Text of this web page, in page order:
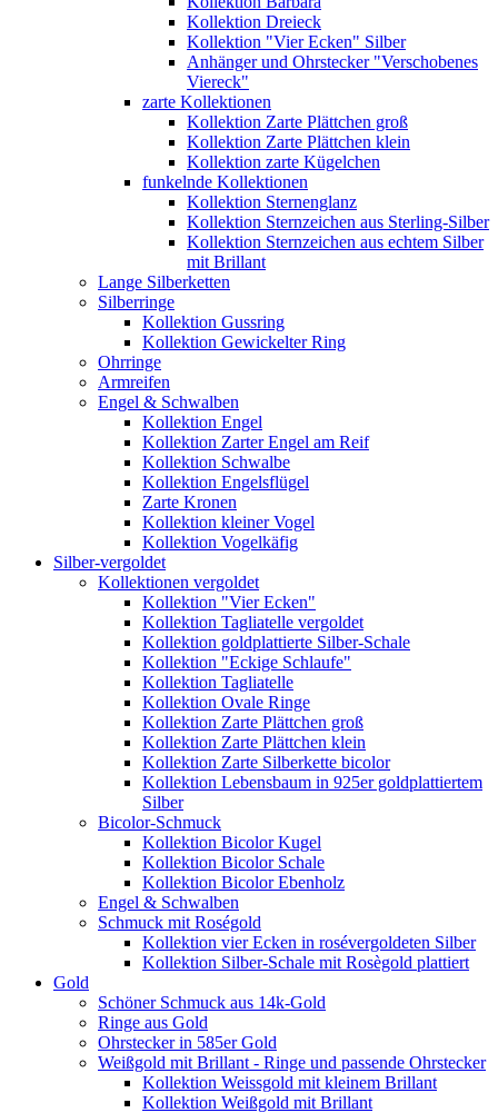
Kollektion Dreieck
Kollektion "Vier Ecken" Silber
Anhänger und Ohrstecker "Verschobenes
Viereck"
zarte Kollektionen
Kollektion Zarte Plättchen groß
Kollektion Zarte Plättchen klein
Kollektion zarte Kügelchen
funkelnde Kollektionen
Kollektion Sternenglanz
Kollektion Sternzeichen aus Sterling-Silber
Kollektion Sternzeichen aus echtem Silber
mit Brillant
Lange Silberketten
Silberringe
Kollektion Gussring
Kollektion Gewickelter Ring
Ohrringe
Armreifen
Engel & Schwalben
Kollektion Engel
Kollektion Zarter Engel am Reif
Kollektion Schwalbe
Kollektion Engelsflügel
Zarte Kronen
Kollektion kleiner Vogel
Kollektion Vogelkäfig
Silber-vergoldet
Kollektionen vergoldet
Kollektion "Vier Ecken"
Kollektion Tagliatelle vergoldet
Kollektion goldplattierte Silber-Schale
Kollektion "Eckige Schlaufe"
Kollektion Tagliatelle
Kollektion Ovale Ringe
Kollektion Zarte Plättchen groß
Kollektion Zarte Plättchen klein
Kollektion Zarte Silberkette bicolor
Kollektion Lebensbaum in 925er goldplattiertem
Silber
Bicolor-Schmuck
Kollektion Bicolor Kugel
Kollektion Bicolor Schale
Kollektion Bicolor Ebenholz
Engel & Schwalben
Schmuck mit Roségold
Kollektion vier Ecken in rosévergoldeten Silber
Kollektion Silber-Schale mit Rosègold plattiert
Gold
Schöner Schmuck aus 14k-Gold
Ringe aus Gold
Ohrstecker in 585er Gold
Weißgold mit Brillant - Ringe und passende Ohrstecker
Kollektion Weissgold mit kleinem Brillant
Kollektion Weißgold mit Brillant